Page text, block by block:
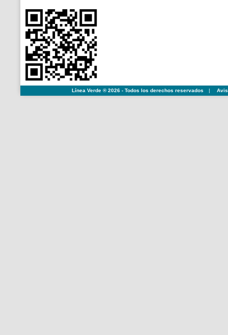
Línea Verde ® 2026 - Todos los derechos reservados |